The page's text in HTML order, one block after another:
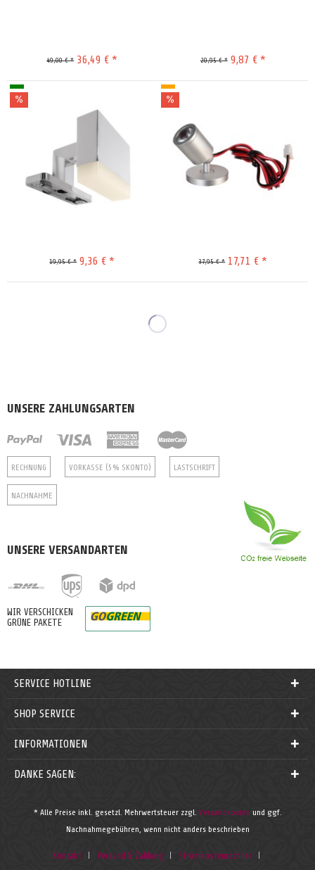
49,00 € * 36,49 € * 20,95 € * 9,87 € *
19,95 € * 9,36 € *
Merken
37,95 € * 17,71 € *
UNSERE ZAHLUNGSARTEN
RECHNUNG VORKASSE (5% SKONTO) LASTSCHRIFT
NACHNAHME
UNSERE VERSANDARTEN
WIR VERSCHICKEN
GRÜNE PAKETE
SERVICE HOTLINE
SHOP SERVICE
INFORMATIONEN
DANKE SAGEN:
* Alle Preise inkl. gesetzl. Mehrwertsteuer zzgl. Versandkosten und ggf.
Nachnahmegebühren, wenn nicht anders beschrieben
Kontakt Versand & Zahlung Stromkostenrechner